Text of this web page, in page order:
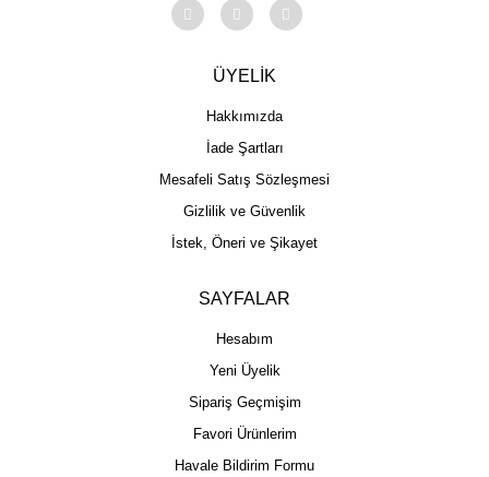
ÜYELİK
Hakkımızda
İade Şartları
Mesafeli Satış Sözleşmesi
Gizlilik ve Güvenlik
İstek, Öneri ve Şikayet
SAYFALAR
Hesabım
Yeni Üyelik
Sipariş Geçmişim
Favori Ürünlerim
Havale Bildirim Formu